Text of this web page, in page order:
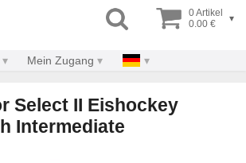
0 Artikel
0.00 €
▾
Mein Zugang
Select II Eishockey
Intermediate